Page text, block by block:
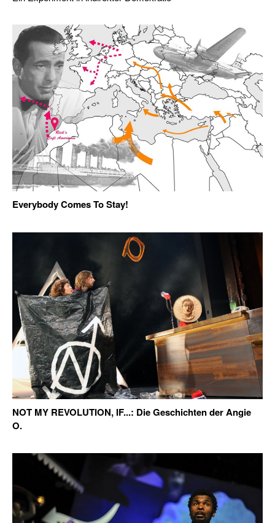
Everybody Comes To Stay!
NOT MY REVOLUTION, IF...: Die Geschichten der Angie
O.